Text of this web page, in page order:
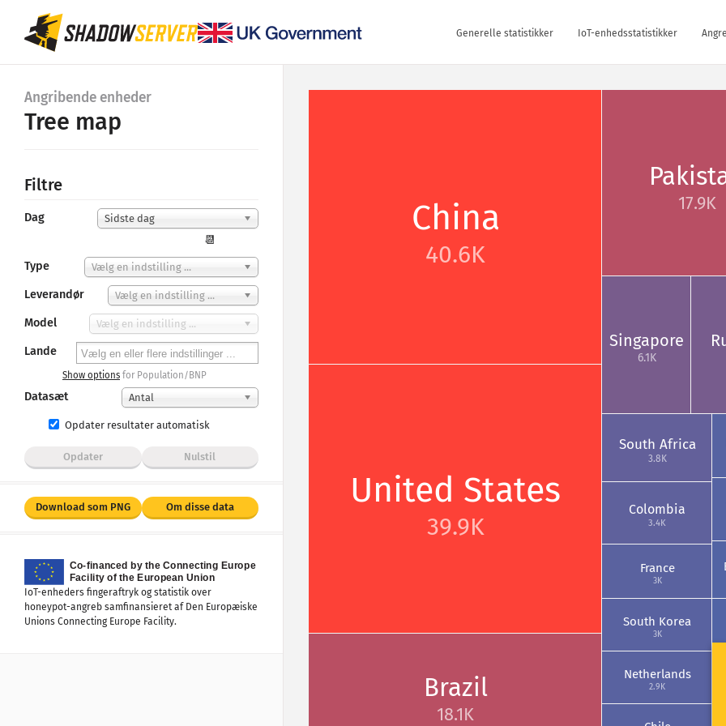
Generelle statistikker IoT-enhedsstatistikker
Angribende enheder
Tree map
Filtre
Dag Sidste dag
📆
Type
Vælg en indstilling ...
Leverandør Vælg en indstilling ...
Model Vælg en indstilling ...
Lande
Show options for Population/BNP
Datasæt Antal
Opdater resultater automatisk
Opdater Nulstil
Download som PNG Om disse data
IoT-enheders fingeraftryk og statistik over
honeypot-angreb samfinansieret af Den Europæiske
Unions Connecting Europe Facility.
China
40.6K
United States
39.9K
Brazil
18.1K
17.9K
Singapore
6.1K
South Africa
3.8K
Colombia
3.4K
France
3K
South Korea
3K
Netherlands
2.9K